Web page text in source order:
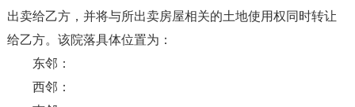
出卖给乙方，并将与所出卖房屋相关的土地使用权同时转让
给乙方。该院落具体位置为：
东邻：
西邻：